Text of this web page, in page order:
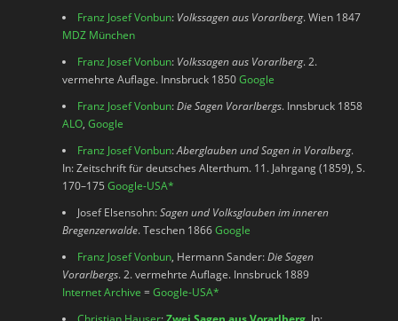
Franz Josef Vonbun: Volkssagen aus Vorarlberg. Wien 1847
MDZ München
Franz Josef Vonbun: Volkssagen aus Vorarlberg. 2.
vermehrte Auflage. Innsbruck 1850Google
Franz Josef Vonbun:Die Sagen Vorarlbergs. Innsbruck 1858
ALO,Google
Franz Josef Vonbun:Aberglauben und Sagen in Voralberg.
In: Zeitschrift für deutsches Alterthum. 11. Jahrgang (1859), S.
170–175Google-USA*
Josef Elsensohn:Sagen und Volksglauben im inneren
Bregenzerwalde. Teschen 1866Google
Franz Josef Vonbun, Hermann Sander:Die Sagen
Vorarlbergs. 2. vermehrte Auflage. Innsbruck 1889
Internet Archive =Google-USA*